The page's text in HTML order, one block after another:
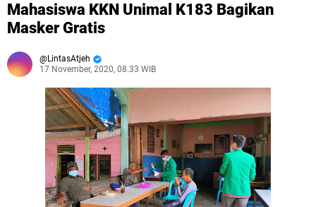
Mahasiswa KKN Unimal K183 Bagikan
Masker Gratis
LintasAtjeh
17 November, 2020, 08.33 WIB